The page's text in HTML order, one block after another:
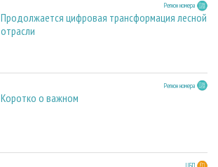
Регион номера
Продолжается цифровая трансформация лесной
отрасли
Регион номера
Коротко о важном